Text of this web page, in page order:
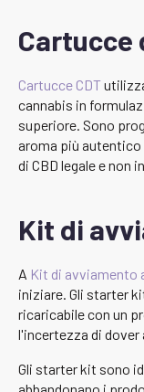
Cartucce
Cartucce CDT
cannabis in
superiore. Sono
aroma più autentico
di CBD legale e non
Kit di
A Kit di avviamento
iniziare. Gli starter
ricaricabile con un
l'incertezza di
Gli starter kit sono